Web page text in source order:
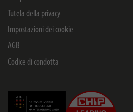
Tutela della privacy
Impostazioni dei cookie
AGB
Codice di condotta